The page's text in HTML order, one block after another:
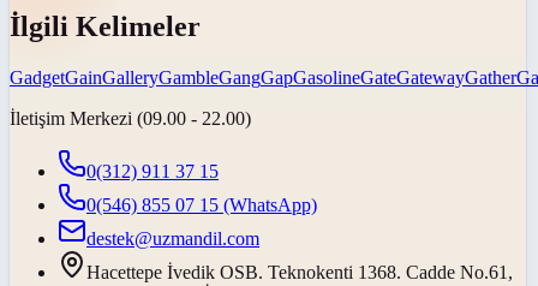
İlgili Kelimeler
GadgetGainGalleryGambleGangGapGasolineGateGatewayGather
İletişim Merkezi (09.00 - 22.00)
0(312) 911 37 15
0(546) 855 07 15 (WhatsApp)
destek@uzmandil.com
Hacettepe İvedik OSB. Teknokenti 1368. Cadde No.61,